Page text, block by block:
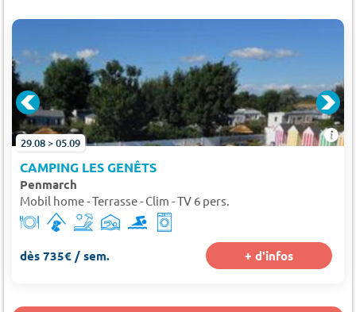
29.08 > 05.09
CAMPING LES GENÊTS
Penmarch
Mobil home - Terrasse - Clim - TV 6 pers.
dès 735€ / sem. + d'infos